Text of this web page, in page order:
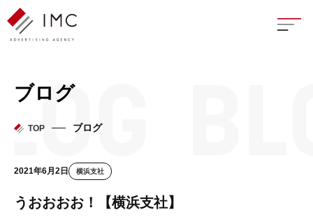
座談
ブログ
TOP ブログ
2021年6月2日 横浜支社
うおおおお！【横浜支社】